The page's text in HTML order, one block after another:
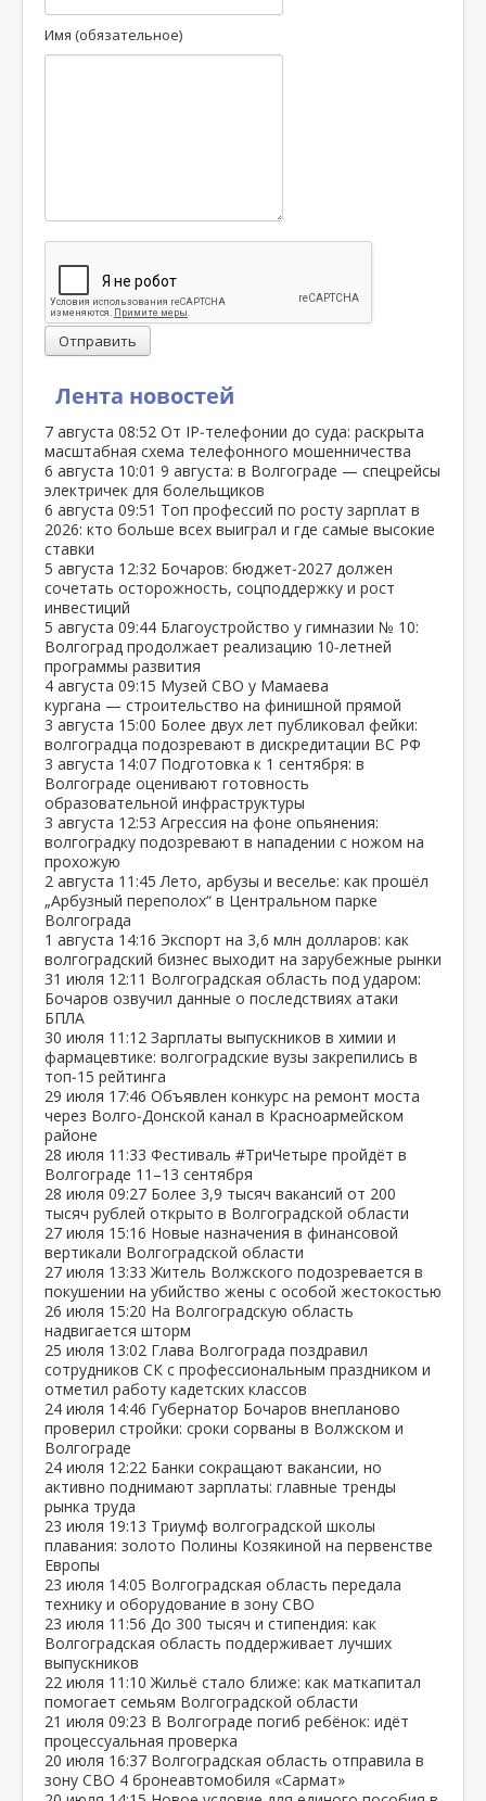
Лента новостей
7 августа 08:52 От IP‑телефонии до суда: раскрыта
масштабная схема телефонного мошенничества
6 августа 10:01 9 августа: в Волгограде — спецрейсы
электричек для болельщиков
6 августа 09:51 Топ профессий по росту зарплат в
2026: кто больше всех выиграл и где самые высокие
ставки
5 августа 12:32 Бочаров: бюджет‑2027 должен
сочетать осторожность, соцподдержку и рост
инвестиций
5 августа 09:44 Благоустройство у гимназии № 10:
Волгоград продолжает реализацию 10‑летней
программы развития
4 августа 09:15 Музей СВО у Мамаева
кургана — строительство на финишной прямой
3 августа 15:00 Более двух лет публиковал фейки:
волгоградца подозревают в дискредитации ВС РФ
3 августа 14:07 Подготовка к 1 сентября: в
Волгограде оценивают готовность
образовательной инфраструктуры
3 августа 12:53 Агрессия на фоне опьянения:
волгоградку подозревают в нападении с ножом на
прохожую
2 августа 11:45 Лето, арбузы и веселье: как прошёл
„Арбузный переполох“ в Центральном парке
Волгограда
1 августа 14:16 Экспорт на 3,6 млн долларов: как
волгоградский бизнес выходит на зарубежные рынки
31 июля 12:11 Волгоградская область под ударом:
Бочаров озвучил данные о последствиях атаки
БПЛА
30 июля 11:12 Зарплаты выпускников в химии и
фармацевтике: волгоградские вузы закрепились в
топ‑15 рейтинга
29 июля 17:46 Объявлен конкурс на ремонт моста
через Волго‑Донской канал в Красноармейском
районе
28 июля 11:33 Фестиваль #ТриЧетыре пройдёт в
Волгограде 11–13 сентября
28 июля 09:27 Более 3,9 тысяч вакансий от 200
тысяч рублей открыто в Волгоградской области
27 июля 15:16 Новые назначения в финансовой
вертикали Волгоградской области
27 июля 13:33 Житель Волжского подозревается в
покушении на убийство жены с особой жестокостью
26 июля 15:20 На Волгоградскую область
надвигается шторм
25 июля 13:02 Глава Волгограда поздравил
сотрудников СК с профессиональным праздником и
отметил работу кадетских классов
24 июля 14:46 Губернатор Бочаров внепланово
проверил стройки: сроки сорваны в Волжском и
Волгограде
24 июля 12:22 Банки сокращают вакансии, но
активно поднимают зарплаты: главные тренды
рынка труда
23 июля 19:13 Триумф волгоградской школы
плавания: золото Полины Козякиной на первенстве
Европы
23 июля 14:05 Волгоградская область передала
технику и оборудование в зону СВО
23 июля 11:56 До 300 тысяч и стипендия: как
Волгоградская область поддерживает лучших
выпускников
22 июля 11:10 Жильё стало ближе: как маткапитал
помогает семьям Волгоградской области
21 июля 09:23 В Волгограде погиб ребёнок: идёт
процессуальная проверка
20 июля 16:37 Волгоградская область отправила в
зону СВО 4 бронеавтомобиля «Сармат»
Имя (обязательное)
Отправить